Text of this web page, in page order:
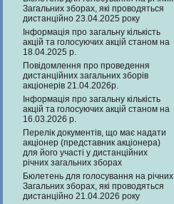
Загальних зборах, які проводяться
дистанційно 23.04.2025 року
Інформація про загальну кількість
акцій та голосуючих акцій станом на
18.04.2025 р.
Повідомлення про проведення
дистанційних загальних зборів
акціонерів 21.04.2026р.
Інформація про загальну кількість
акцій та голосуючих акцій станом на
16.03.2026 р.
Перелік документів, що має надати
акціонер (представник акціонера)
для його участі у дистанційних
річних загальних зборах
Бюлетень для голосування на річних
Загальних зборах, які проводяться
дистанційно 21.04.2026 року